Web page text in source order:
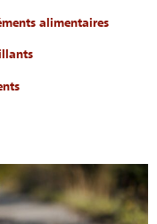
alimentaires